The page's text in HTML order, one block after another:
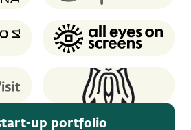
AEOS
Oddin.gg
up portfolio